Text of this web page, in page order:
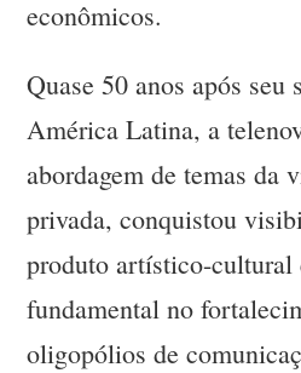
econômicos.
Quase 50 anos após seu
América Latina, a
abordagem de temas da
privada, conquistou
produto artístico-cultural
fundamental no
oligopólios de